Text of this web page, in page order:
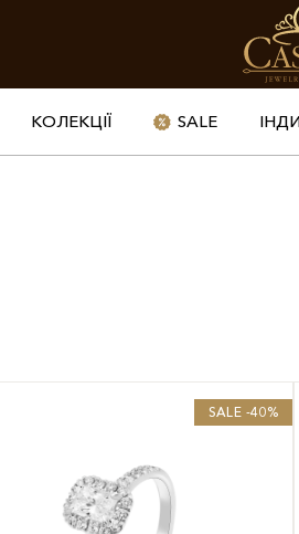
КОЛЕКЦІЇ SALE
SALE -40%